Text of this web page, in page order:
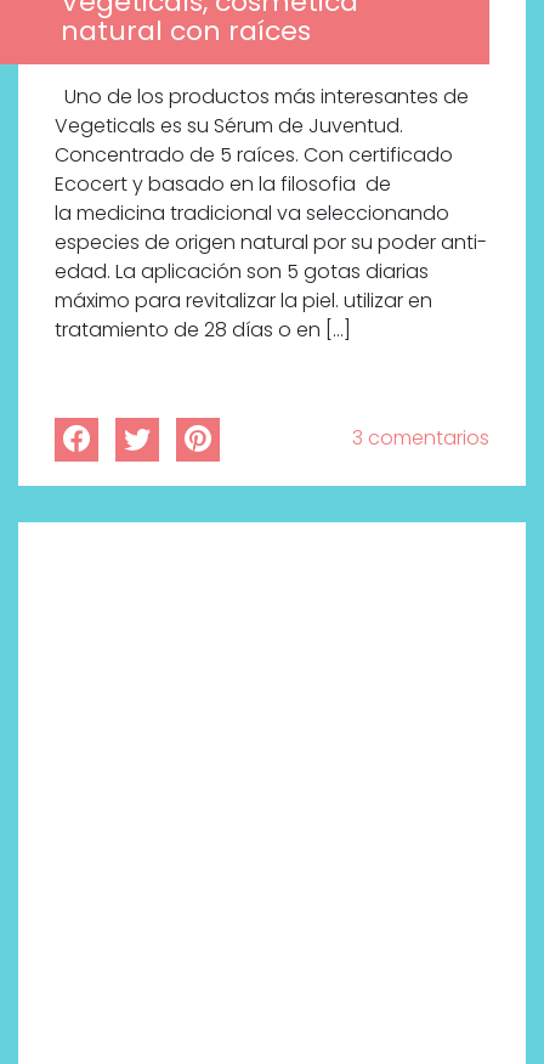
natural con raíces
Uno de los productos más interesantes de
Vegeticals es su Sérum de Juventud.
Concentrado de 5 raíces. Con certificado
Ecocert y basado en la filosofia de
la medicina tradicional va seleccionando
especies de origen natural por su poder anti-
edad. La aplicación son 5 gotas diarias
máximo para revitalizar la piel. utilizar en
tratamiento de 28 días o en […]
3 comentarios